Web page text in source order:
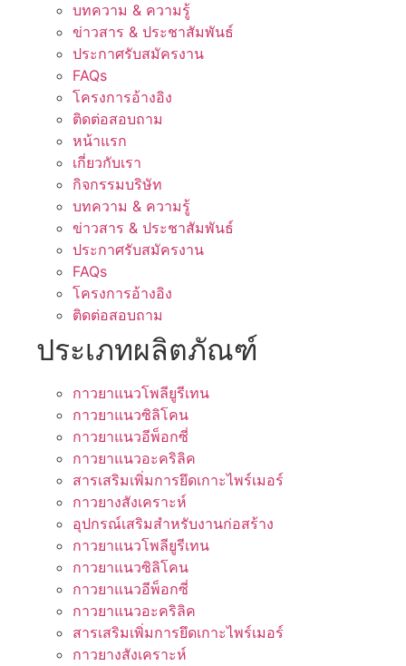
บทความ & ความรู้
ข่าวสาร & ประชาสัมพันธ์
ประกาศรับสมัครงาน
FAQs
โครงการอ้างอิง
ติดต่อสอบถาม
หน้าแรก
เกี่ยวกับเรา
กิจกรรมบริษัท
บทความ & ความรู้
ข่าวสาร & ประชาสัมพันธ์
ประกาศรับสมัครงาน
FAQs
โครงการอ้างอิง
ติดต่อสอบถาม
ประเภทผลิตภัณฑ์
กาวยาแนวโพลียูรีเทน
กาวยาแนวซิลิโคน
กาวยาแนวอีพ็อกซี่
กาวยาแนวอะคริลิค
สารเสริมเพิ่มการยึดเกาะไพร์เมอร์
กาวยางสังเคราะห์
อุปกรณ์เสริมสำหรับงานก่อสร้าง
กาวยาแนวโพลียูรีเทน
กาวยาแนวซิลิโคน
กาวยาแนวอีพ็อกซี่
กาวยาแนวอะคริลิค
สารเสริมเพิ่มการยึดเกาะไพร์เมอร์
กาวยางสังเคราะห์